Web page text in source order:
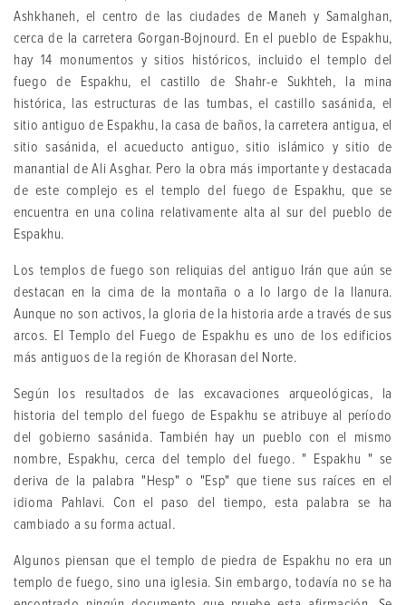
Ashkhaneh, el centro de las ciudades de Maneh y Samalghan,
cerca de la carretera Gorgan-Bojnourd. En el pueblo de Espakhu,
hay 14 monumentos y sitios históricos, incluido el templo del
fuego de Espakhu, el castillo de Shahr-e Sukhteh, la mina
histórica, las estructuras de las tumbas, el castillo sasánida, el
sitio antiguo de Espakhu, la casa de baños, la carretera antigua, el
sitio sasánida, el acueducto antiguo, sitio islámico y sitio de
manantial de Ali Asghar. Pero la obra más importante y destacada
de este complejo es el templo del fuego de Espakhu, que se
encuentra en una colina relativamente alta al sur del pueblo de
Espakhu.
Los templos de fuego son reliquias del antiguo Irán que aún se
destacan en la cima de la montaña o a lo largo de la llanura.
Aunque no son activos, la gloria de la historia arde a través de sus
arcos. El Templo del Fuego de Espakhu es uno de los edificios
más antiguos de la región de Khorasan del Norte.
Según los resultados de las excavaciones arqueológicas, la
historia del templo del fuego de Espakhu se atribuye al período
del gobierno sasánida. También hay un pueblo con el mismo
nombre, Espakhu, cerca del templo del fuego. " Espakhu " se
deriva de la palabra "Hesp" o "Esp" que tiene sus raíces en el
idioma Pahlavi. Con el paso del tiempo, esta palabra se ha
cambiado a su forma actual.
Algunos piensan que el templo de piedra de Espakhu no era un
templo de fuego, sino una iglesia. Sin embargo, todavía no se ha